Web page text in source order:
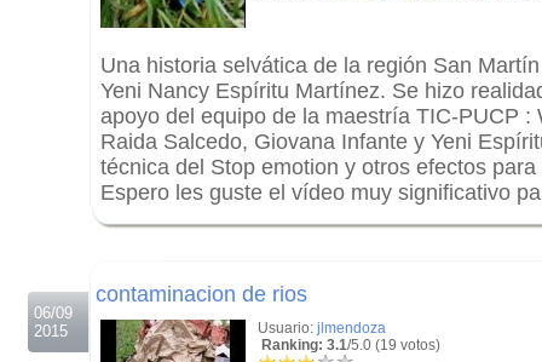
Una historia selvática de la región San
Yeni Nancy Espíritu Martínez. Se hizo
apoyo del equipo de la maestría TIC-PUCP :
Raida Salcedo, Giovana Infante y Yeni
técnica del Stop emotion y otros efectos
Espero les guste el vídeo muy significativo
06/09
2015
contaminacion de rios
Usuario: jlmendoza
Ranking: 3.1/5.0 (19 votos)